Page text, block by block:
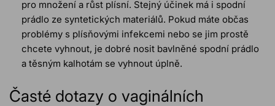
pro množení a růst plísní. Stejný účinek má i spodní
prádlo ze syntetických materiálů. Pokud máte občas
problémy s plísňovými infekcemi nebo se jim prostě
chcete vyhnout, je dobré nosit bavlněné spodní prádlo
a těsným kalhotám se vyhnout úplně.
Časté dotazy o vaginálních